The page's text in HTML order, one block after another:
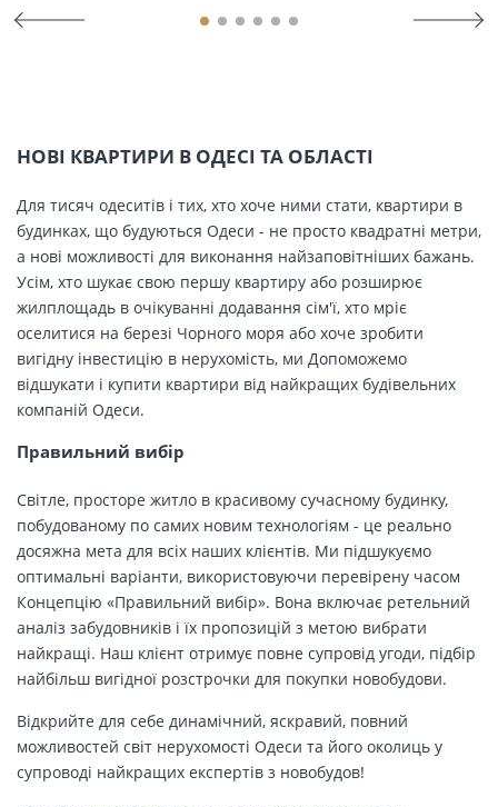
НОВІ КВАРТИРИ В ОДЕСІ ТА ОБЛАСТІ
Для тисяч одеситів і тих, хто хоче ними стати, квартири в
будинках, що будуються Одеси - не просто квадратні метри,
а нові можливості для виконання найзаповітніших бажань.
Усім, хто шукає свою першу квартиру або розширює
жилплощадь в очікуванні додавання сім'ї, хто мріє
оселитися на березі Чорного моря або хоче зробити
вигідну інвестицію в нерухомість, ми Допоможемо
відшукати і купити квартири від найкращих будівельних
компаній Одеси.
Правильний вибір
Світле, просторе житло в красивому сучасному будинку,
побудованому по самих новим технологіям - це реально
досяжна мета для всіх наших клієнтів. Ми підшукуємо
оптимальні варіанти, використовуючи перевірену часом
Концепцію «Правильний вибір». Вона включає ретельний
аналіз забудовників і їх пропозицій з метою вибрати
найкращі. Наш клієнт отримує повне супровід угоди, підбір
найбільш вигідної розстрочки для покупки новобудови.
Відкрийте для себе динамічний, яскравий, повний
можливостей світ нерухомості Одеси та його околиць у
супроводі найкращих експертів з новобудов!